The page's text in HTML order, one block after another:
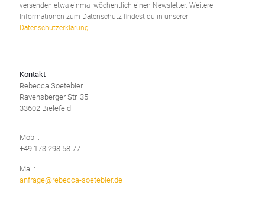
Kontakt
Rebecca Soetebier
Ravensberger Str. 35
33602 Bielefeld
Mobil:
+49 173 298 58 77
Mail:
anfrage@rebecca-soetebier.de
versenden etwa einmal wöchentlich einen Newsletter. Weitere
Informationen zum Datenschutz findest du in unserer
Datenschutzerklärung.